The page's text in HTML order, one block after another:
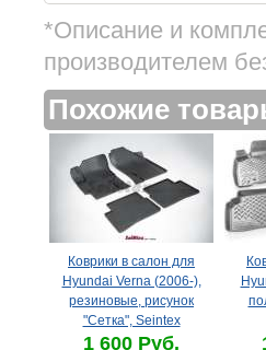
*Описание и
производителем
Похожие
Коврики в салон для
Hyundai Verna (2006-),
резиновые, рисунок
"Сетка", Seintex
1 600 Руб.